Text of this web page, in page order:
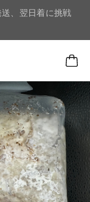
、翌日着に挑戦